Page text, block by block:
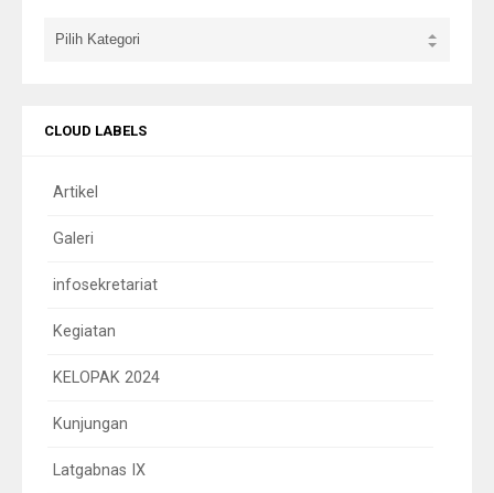
CLOUD LABELS
Artikel
Galeri
infosekretariat
Kegiatan
KELOPAK 2024
Kunjungan
Latgabnas IX